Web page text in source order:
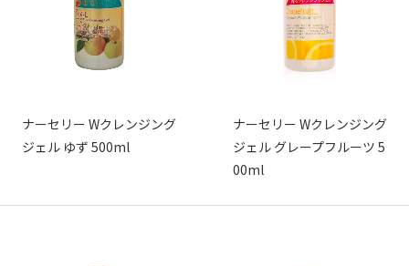
ナーセリー Wクレンジング
ジェル ゆず 500ml
ナーセリー Wクレンジング
ジェル グレープフルーツ 5
00ml